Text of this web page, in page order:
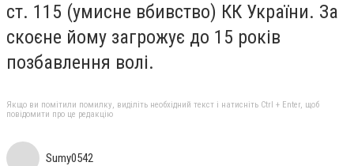
ст. 115 (умисне вбивство) КК України. За
скоєне йому загрожує до 15 років
позбавлення волі.
Якщо ви помітили помилку, виділіть необхідний текст і натисніть Ctrl + Enter, щоб
повідомити про це редакцію
Sumy0542